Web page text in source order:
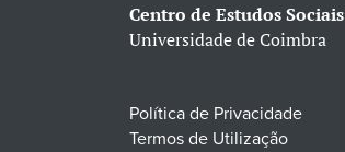
Centro de Estudos Sociais
Universidade de Coimbra
Política de Privacidade
Termos de Utilização